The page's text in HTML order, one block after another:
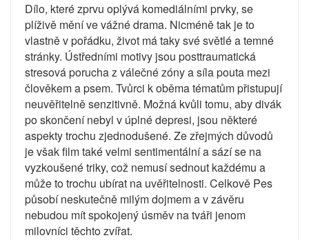
Dílo, které zprvu oplývá komediálními prvky, se
plíživě mění ve vážné drama. Nicméně tak je to
vlastně v pořádku, život má taky své světlé a temné
stránky. Ústředními motivy jsou posttraumatická
stresová porucha z válečné zóny a síla pouta mezi
člověkem a psem. Tvůrci k oběma tématům přistupují
neuvěřitelně senzitivně. Možná kvůli tomu, aby divák
po skončení nebyl v úplné depresi, jsou některé
aspekty trochu zjednodušené. Ze zřejmých důvodů
je však film také velmi sentimentální a sází se na
vyzkoušené triky, což nemusí sednout každému a
může to trochu ubírat na uvěřitelnosti. Celkově Pes
působí neskutečně milým dojmem a v závěru
nebudou mít spokojený úsměv na tváři jenom
milovníci těchto zvířat.